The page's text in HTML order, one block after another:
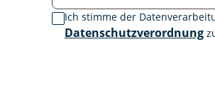
Ich stimme der
Datenschutzverordnung